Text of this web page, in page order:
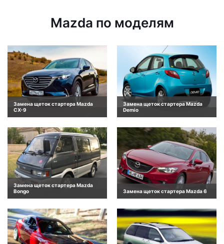
Mazda по моделям
Замена щеток стартера Mazda
CX-9
Замена щеток стартера Mazda
Demio
Замена щеток стартера Mazda
Bongo
Замена щеток стартера Mazda 6